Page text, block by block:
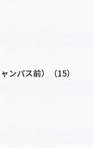
ンパス前）（15）